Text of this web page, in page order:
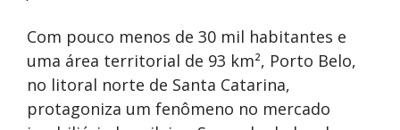
Com pouco menos de 30 mil habitantes e
uma área territorial de 93 km², Porto Belo,
no litoral norte de Santa Catarina,
protagoniza um fenômeno no mercado